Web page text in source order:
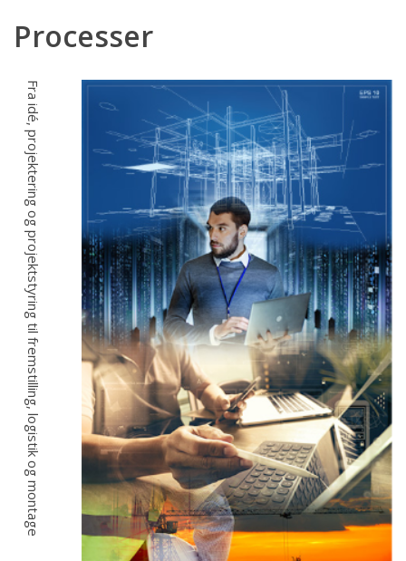
Processer
Fra idé, projektering og projektstyring til fremstilling, logistik og montage